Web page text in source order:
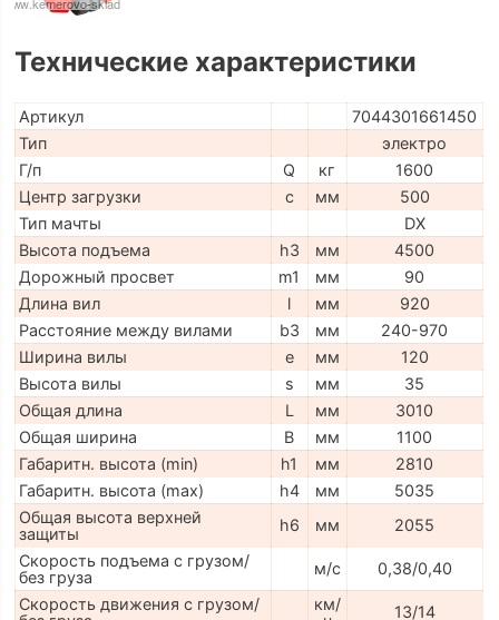
Технические характеристики
Артикул
7044301661450
Тип
электро
Г/п
Q кг
1600
Центр загрузки
c мм
500
Тип мачты
DX
Высота подъема
h3 мм
4500
Дорожный просвет
m1 мм
90
Длина вил
l мм
920
Расстояние между вилами
b3 мм
240-970
Ширина вилы
e мм
120
Высота вилы
s мм
35
Общая длина
L мм
3010
Общая ширина
B мм
1100
Габаритн. высота (min)
h1 мм
2810
Габаритн. высота (max)
h4 мм
5035
Общая высота верхней
защиты
h6 мм
2055
Скорость подъема с грузом/
без груза
м/с
0,38/0,40
Скорость движения с грузом/
км/
13/14